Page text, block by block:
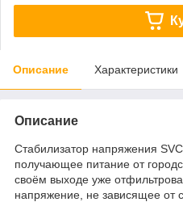
Описание Характеристики
Описание
Стабилизатор напряжения
получающее питание от
своём выходе уже
напряжение, не зависящее от